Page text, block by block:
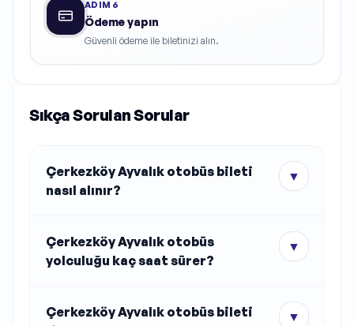
ADIM 6
Ödeme yapın
Güvenli ödeme ile biletinizi alın.
Sıkça Sorulan Sorular
Çerkezköy Ayvalık otobüs bileti
nasıl alınır?
▼
Çerkezköy Ayvalık otobüs
yolculuğu kaç saat sürer?
▼
Çerkezköy Ayvalık otobüs bileti
▼